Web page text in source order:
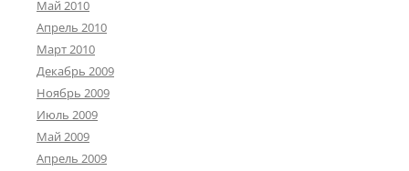
Май 2010
Апрель 2010
Март 2010
Декабрь 2009
Ноябрь 2009
Июль 2009
Май 2009
Апрель 2009